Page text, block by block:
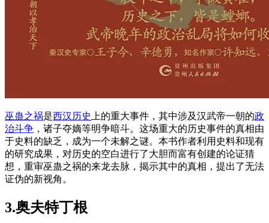
巫蛊之祸是西汉历史上的重大事件，其中涉及汉武帝一朝的政
治斗争 ，诸子夺嫡等明争暗斗。这场重大的历史事件的真相由
于史料的缺乏，成为一个未解之谜。本书作者利用史料和现有
的研究成果，对历史的空白进行了大胆而富有创建的论证猜
想，重审巫蛊之祸的来龙去脉，揭示其中的真相，提出了无法
证伪的新视角。
3.奥夫特丁根